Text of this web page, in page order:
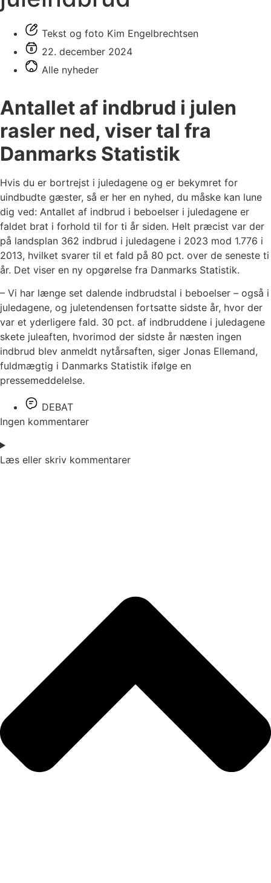
Tekst og foto Kim Engelbrechtsen
22. december 2024
Alle nyheder
Antallet af indbrud i julen
rasler ned, viser tal fra
Danmarks Statistik
Hvis du er bortrejst i juledagene og er bekymret for
uindbudte gæster, så er her en nyhed, du måske kan lune
dig ved: Antallet af indbrud i beboelser i juledagene er
faldet brat i forhold til for ti år siden. Helt præcist var der
på landsplan 362 indbrud i juledagene i 2023 mod 1.776 i
2013, hvilket svarer til et fald på 80 pct. over de seneste ti
år. Det viser en ny opgørelse fra Danmarks Statistik.
– Vi har længe set dalende indbrudstal i beboelser – også i
juledagene, og juletendensen fortsatte sidste år, hvor der
var et yderligere fald. 30 pct. af indbruddene i juledagene
skete juleaften, hvorimod der sidste år næsten ingen
indbrud blev anmeldt nytårsaften, siger Jonas Ellemand,
fuldmægtig i Danmarks Statistik ifølge en
pressemeddelelse.
DEBAT
Ingen kommentarer
Læs eller skriv kommentarer